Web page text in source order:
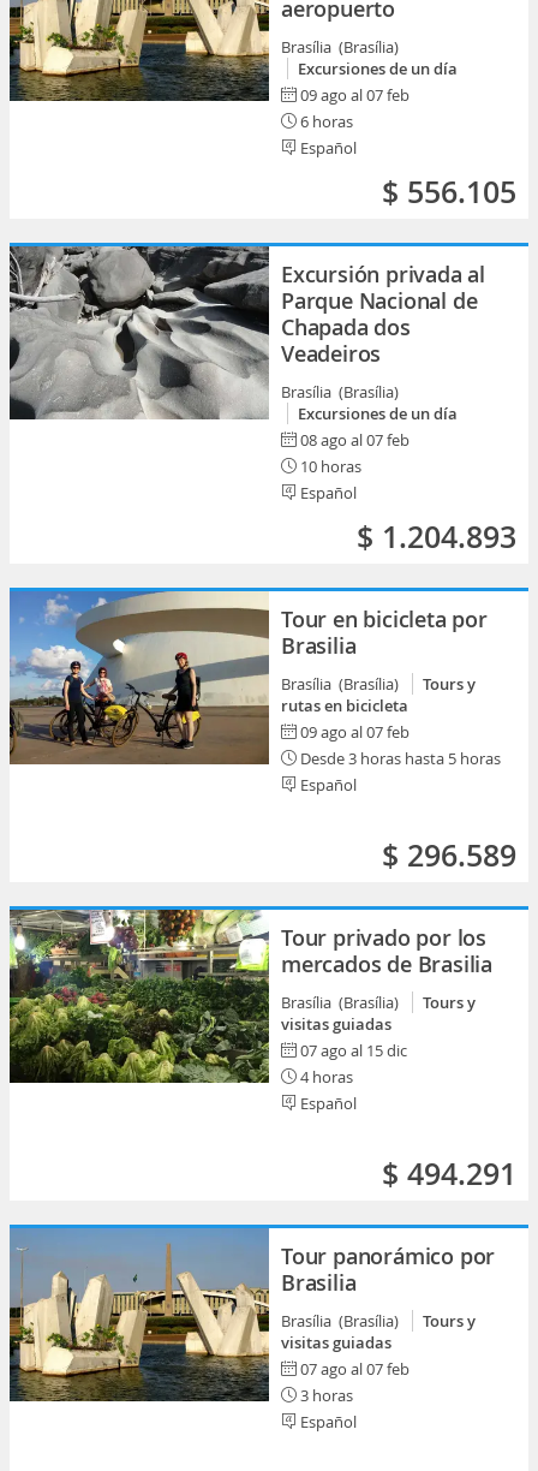
aeropuerto
Brasília (Brasília)
Excursiones de un día
09 ago al 07 feb
6 horas
Español
$ 556.105
Excursión privada al
Parque Nacional de
Chapada dos
Veadeiros
Brasília (Brasília)
Excursiones de un día
08 ago al 07 feb
10 horas
Español
$ 1.204.893
Tour en bicicleta por
Brasilia
Brasília (Brasília)
Tours y
rutas en bicicleta
09 ago al 07 feb
Desde 3 horas hasta 5 horas
Español
$ 296.589
Tour privado por los
mercados de Brasilia
Brasília (Brasília)
Tours y
visitas guiadas
07 ago al 15 dic
4 horas
Español
$ 494.291
Tour panorámico por
Brasilia
Brasília (Brasília)
Tours y
visitas guiadas
07 ago al 07 feb
3 horas
Español